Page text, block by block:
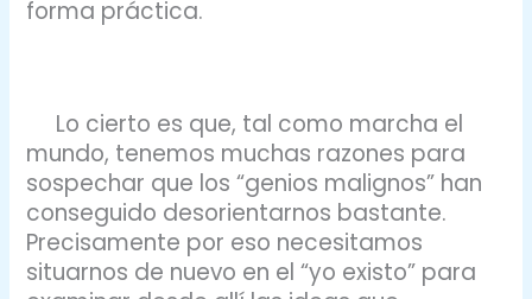
forma práctica.
Lo cierto es que, tal como marcha el
mundo, tenemos muchas razones para
sospechar que los “genios malignos” han
conseguido desorientarnos bastante.
Precisamente por eso necesitamos
situarnos de nuevo en el “yo existo” para